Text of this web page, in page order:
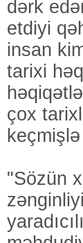
dərk
etdiyi
insan
tarixi
çox
"Sözün